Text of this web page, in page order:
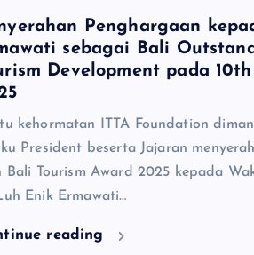
Penghargaan
sebagai Bali
Development pada
kehormatan ITTA Foundation
President beserta Jajaran
Bali Tourism Award 2025 kepada
Enik Ermawati…
reading